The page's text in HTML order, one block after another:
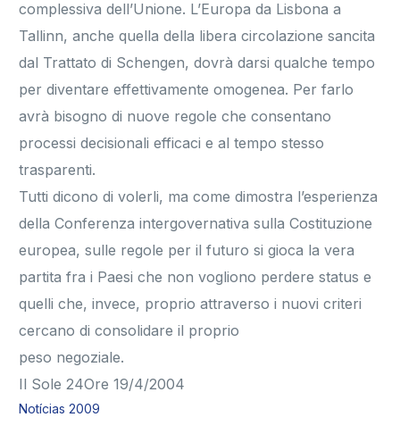
complessiva dell’Unione. L’Europa da Lisbona a
Tallinn, anche quella della libera circolazione sancita
dal Trattato di Schengen, dovrà darsi qualche tempo
per diventare effettivamente omogenea. Per farlo
avrà bisogno di nuove regole che consentano
processi decisionali efficaci e al tempo stesso
trasparenti.
Tutti dicono di volerli, ma come dimostra l’esperienza
della Conferenza intergovernativa sulla Costituzione
europea, sulle regole per il futuro si gioca la vera
partita fra i Paesi che non vogliono perdere status e
quelli che, invece, proprio attraverso i nuovi criteri
cercano di consolidare il proprio
peso negoziale.
Il Sole 24Ore 19/4/2004
Notícias 2009